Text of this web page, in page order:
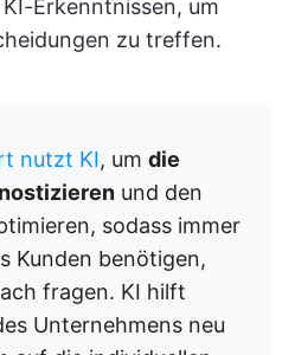
Erkenntnissen, um
zu treffen.
nutzt KI, um die
und den
sodass immer
Kunden benötigen,
fragen. KI hilft
Unternehmens neu